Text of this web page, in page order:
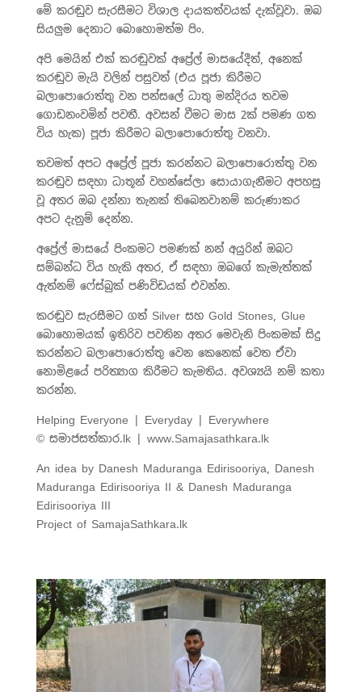
මේ කරඬුව සැරසීමට විශාල දායකත්වයක් දැක්වූවා. ඔබ
සියලුම දෙනාට බොහොමත්ම පිං.
අපි මෙයින් එක් කරඬුවක් අප්‍රේල් මාසයේදීත්, අනෙක්
කරඬුව මැයි වලින් පසුවත් (එය පූජා කිරීමට
බලාපොරොත්තු වන පන්සලේ ධාතු මන්දිරය තවම
ගොඩනංවමින් පවතී. අවසන් වීමට මාස 2ක් පමණ ගත
විය හැක) පූජා කිරීමට බලාපොරොත්තු වනවා.
තවමත් අපට අප්‍රේල් පූජා කරන්නට බලාපොරොත්තු වන
කරඬුව සඳහා ධාතූන් වහන්සේලා සොයාගැනීමට අපහසු
වූ අතර ඔබ දන්නා තැනක් තිබෙනවානම් කරුණාකර
අපට දැනුම් දෙන්න.
අප්‍රේල් මාසයේ පිංකමට පමණක් නන් අයුරින් ඔබට
සම්බන්ධ විය හැකි අතර, ඒ සඳහා ඔබගේ කැමැත්තක්
ඇත්නම් ෆේස්බුක් පණිවිඩයක් එවන්න.
කරඬුව සැරසීමට ගත් Silver සහ Gold Stones, Glue
බොහොමයක් ඉතිරිව පවතින අතර මෙවැනි පිංකමක් සිදු
කරන්නට බලාපොරොත්තු වෙන කෙනෙක් වෙත ඒවා
නොමිළයේ පරිත්‍යාග කිරීමට කැමතිය. අවශ්‍යයි නම් කතා
කරන්න.
Helping Everyone | Everyday | Everywhere
© සමාජසත්කාර.lk | www.Samajasathkara.lk
An idea by Danesh Maduranga Edirisooriya, Danesh
Maduranga Edirisooriya II & Danesh Maduranga
Edirisooriya III
Project of SamajaSathkara.lk